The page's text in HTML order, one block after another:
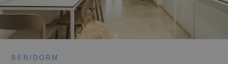
BENIDORM